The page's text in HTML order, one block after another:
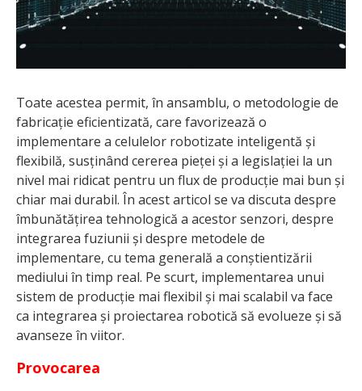
Toate acestea permit, în ansamblu, o metodologie de
fabricație eficientizată, care favorizează o
implementare a celulelor robotizate inteligentă și
flexibilă, susținând cererea pieței și a legislației la un
nivel mai ridicat pentru un flux de producție mai bun și
chiar mai durabil. În acest articol se va discuta despre
îmbunătățirea tehnologică a acestor senzori, despre
integrarea fuziunii și despre metodele de
implementare, cu tema generală a conștientizării
mediului în timp real. Pe scurt, implementarea unui
sistem de producție mai flexibil și mai scalabil va face
ca integrarea și proiectarea robotică să evolueze și să
avanseze în viitor.
Provocarea